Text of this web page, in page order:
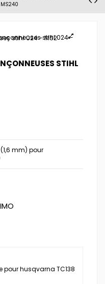
STIHL
mm) pour
pour husqvarna TC138